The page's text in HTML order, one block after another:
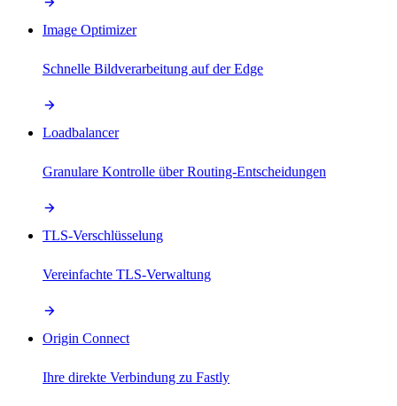
Image Optimizer
Schnelle Bildverarbeitung auf der Edge
Loadbalancer
Granulare Kontrolle über Routing-Entscheidungen
TLS-Verschlüsselung
Vereinfachte TLS-Verwaltung
Origin Connect
Ihre direkte Verbindung zu Fastly